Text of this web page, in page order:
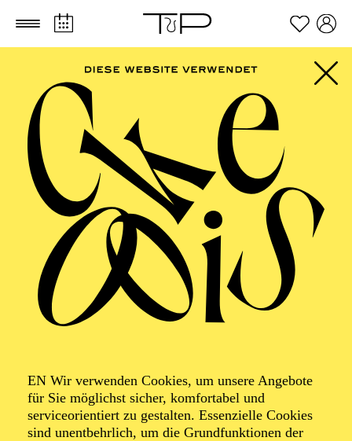
Zum Hauptinhalt springen Zum Footer springen
EN Wir verwenden Cookies, um unsere Angebote
für Sie möglichst sicher, komfortabel und
serviceorientiert zu gestalten. Essenzielle Cookies
sind unentbehrlich, um die Grundfunktionen der
FILTER
SEPTEMBER 2026
PHILHARMONIE ESSEN
Friday
04.09.2026
20:00 - 23:00
Alfried Krupp Saal
Organiser: Theater-, Konzert- u. Gastspieldirektion OTTO
HOFNER GMBH
TICKETS